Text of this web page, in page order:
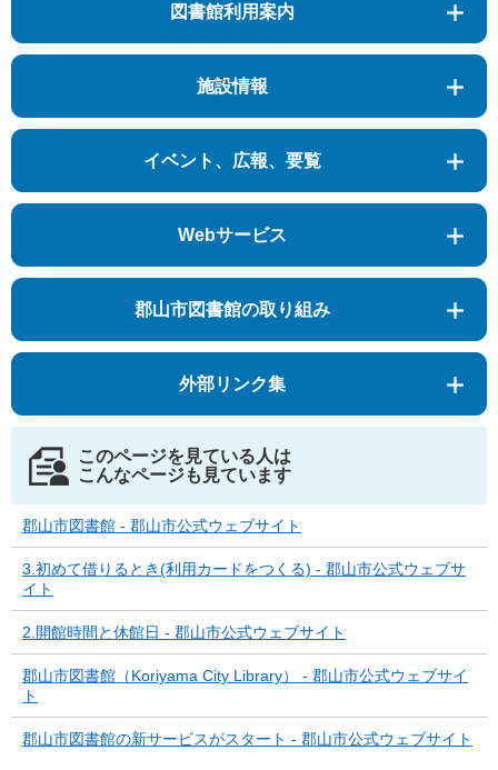
図書館利用案内
施設情報
イベント、広報、要覧
Webサービス
郡山市図書館の取り組み
外部リンク集
このページを見ている人は
こんなページも見ています
郡山市図書館 - 郡山市公式ウェブサイト
3.初めて借りるとき(利用カードをつくる) - 郡山市公式ウェブサ
イト
2.開館時間と休館日 - 郡山市公式ウェブサイト
郡山市図書館（Koriyama City Library） - 郡山市公式ウェブサイ
ト
郡山市図書館の新サービスがスタート - 郡山市公式ウェブサイト